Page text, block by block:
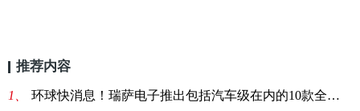
推荐内容
1、 环球快消息！瑞萨电子推出包括汽车级在内的10款全新成功产品组合